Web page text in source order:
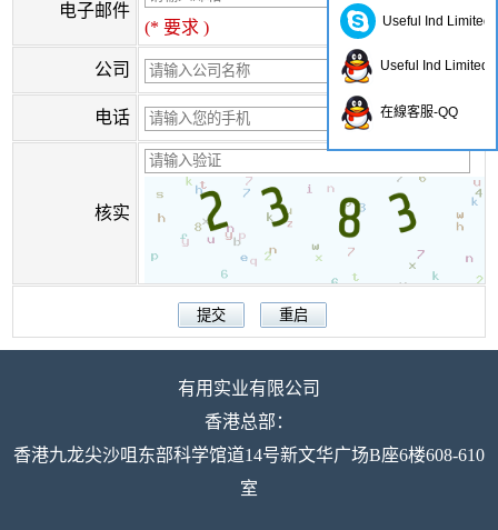
电子邮件
(* 要求 )
公司
电话
核实
有用实业有限公司
香港总部：
香港九龙尖沙咀东部科学馆道14号新文华广场B座6楼608-610
室
Useful Ind Limited
Useful Ind Limited
在線客服-QQ